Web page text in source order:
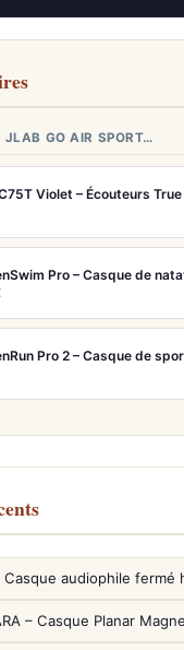
JLAB GO AIR SPORT…
Violet – Écouteurs
Pro – Casque de
Pro 2 – Casque de
Casque audiophile
– Casque Planar